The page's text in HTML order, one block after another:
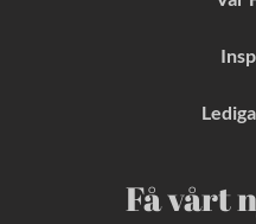
Få vårt